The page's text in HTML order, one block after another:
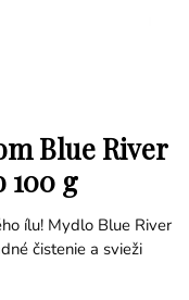
Blue River
g
ílu! Mydlo Blue River
čistenie a svieži